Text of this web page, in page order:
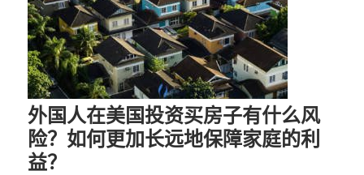
外国人在美国投资买房子有什么风
险？如何更加长远地保障家庭的利
益？